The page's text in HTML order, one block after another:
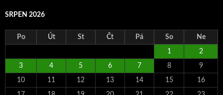
SRPEN 2026
Po Út St Čt Pá So Ne
1 2
3 4 5 6 7 8 9
10 11 12 13 14 15 16